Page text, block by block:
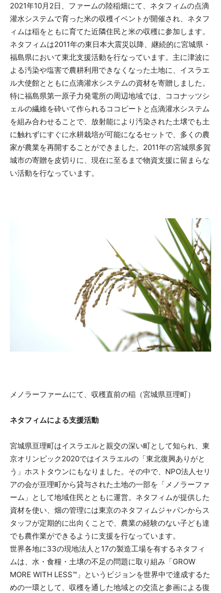
2021年10月2日、ファームの陸稲畑にて、ネタフィムの点滴
灌水システムで育った米の収穫イベントが開催され、ネタフ
ィムは稲をともに育てた近隣住民と米の収穫に参加します。
ネタフィムは2011年の東日本大震災以降、継続的に宮城県・
福島県において東北支援活動を行なっています。主に津波に
よる汚染や塩害で農耕利用できなくなった土地に、イスラエ
ル大使館とともに点滴灌水システムの資材を寄贈しました。
特に福島県第一原子力発電所の周辺地域では、ココナッツシ
ェルの繊維を砕いて作られるココピートと点滴灌水システム
を組み合わせることで、放射能により汚染された土壌でも土
に触れずにすぐに水耕栽培が可能になるセットで、多くの農
家が農業を再開することができました。2011年の宮城県多賀
城市の寄贈を皮切りに、現在に至るまで物資支援に留まらな
い活動を行なっています。
メノラーファームにて、収穫直前の稲（宮城県亘理町）
ネタフィムによる支援活動
宮城県亘理町はイスラエルと親交の深い町として知られ、東
京オリンピック2020ではイスラエルの「東北復興ありがと
う」ホストタウンにもなりました。その中で、NPO法人セリ
アの会が亘理町から貸与された土地の一部を「メノラーファ
ーム」として地域住民とともに運営。ネタフィムが提供した
資材を使い、畑の管理には東京のネタフィムジャパンからス
タッフが定期的に出向くことで、農業の経験のない子ども達
でも農作業ができるように支援を行なっています。
世界各地に33の現地法人と17の製造工場を有するネタフィ
ムは、水・食糧・土壌の不足の問題に取り組み「GROW
MORE WITH LESS™️」というビジョンを世界中で達成するた
めの一環として、収穫を通した地域との交流と参画による復